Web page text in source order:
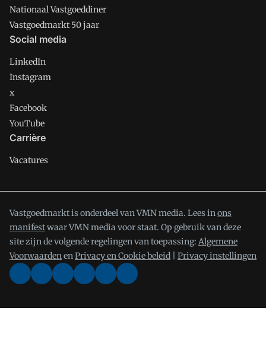
Nationaal Vastgoeddiner
Vastgoedmarkt 50 jaar
Social media
LinkedIn
Instagram
x
Facebook
YouTube
Carrière
Vacatures
Vastgoedmarkt is onderdeel van VMN media. Lees inons
manifestwaar VMN media voor staat. Op gebruik van deze
site zijn de volgende regelingen van toepassing: Algemene
VoorwaardenenPrivacy en Cookie beleid Privacy instellingen